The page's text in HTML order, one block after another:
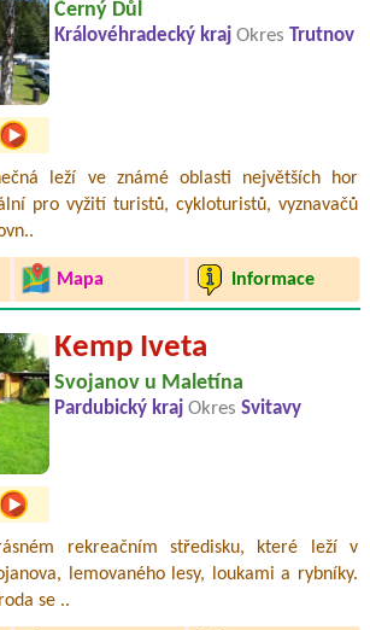
Černý Důl
Královéhradecký kraj Okres Trutnov
leží ve známé oblasti největších hor
pro vyžití turistů, cykloturistů, vyznavačů
Mapa Informace
Kemp Iveta
Svojanov u Maletína
Pardubický kraj Okres Svitavy
rekreačním středisku, které leží v
lemovaného lesy, loukami a rybníky.
se ..